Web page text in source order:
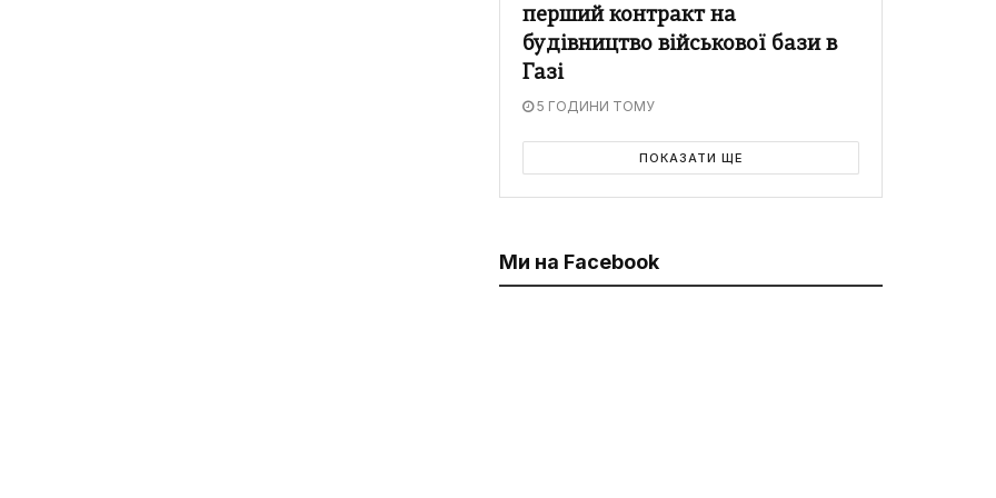
перший контракт на
будівництво військової бази в
Газі
5 ГОДИНИ ТОМУ
ПОКАЗАТИ ЩЕ
Ми на Facebook